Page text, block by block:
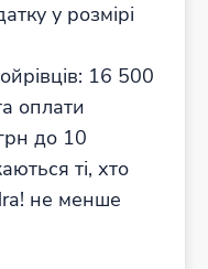
у розмірі
16 500
оплати
до 10
ті, хто
не менше